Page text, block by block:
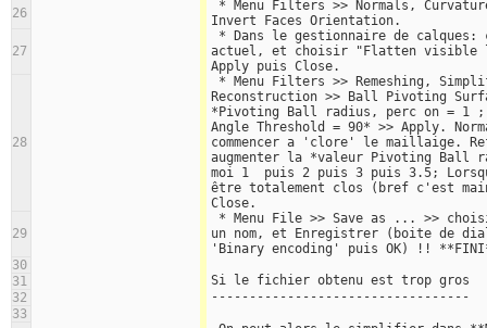
26
Invert Faces Orientation.
27
actuel, et choisir "Flatten visible
Apply puis Close.
28
Reconstruction >> Ball Pivoting
*Pivoting Ball radius, perc on = 1
Angle Threshold = 90* >> Apply.
commencer a 'clore' le maillaige.
augmenter la *valeur Pivoting Ball
moi 1  puis 2 puis 3 puis 3.5;
être totalement clos (bref c'est
Close.
29
un nom, et Enregistrer (boite de
'Binary encoding' puis OK) !!
30
31
Si le fichier obtenu est trop gros
32
----------------------------------
33